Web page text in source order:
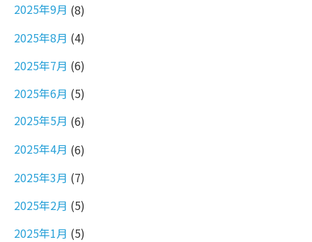
2025年9月 (8)
2025年8月 (4)
2025年7月 (6)
2025年6月 (5)
2025年5月 (6)
2025年4月 (6)
2025年3月 (7)
2025年2月 (5)
2025年1月 (5)